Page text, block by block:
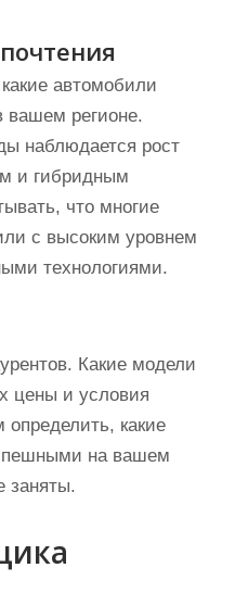
автомобили
вашем регионе.
наблюдается рост
и гибридным
что многие
с высоким уровнем
технологиями.
Какие модели
цены и условия
какие
на вашем
заняты.